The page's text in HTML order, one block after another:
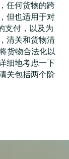
任何货物的跨
但也适用于对
支付，以及为
清关和货物清
货物合法化以
细地考虑一下
关包括两个阶